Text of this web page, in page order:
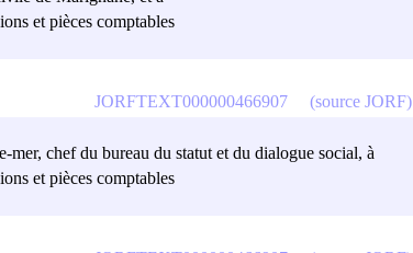
et pièces comptables
chef du bureau du statut et du dialogue social, à
et pièces comptables
JORFTEXT000000466907 (source JORF)